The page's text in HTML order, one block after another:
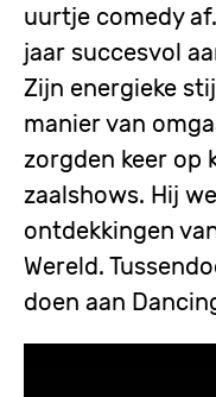
uurtje comedy
jaar succesvol
Zijn energieke
manier van
zorgden keer op
zaalshows. Hij
ontdekkingen
Wereld.
doen aan